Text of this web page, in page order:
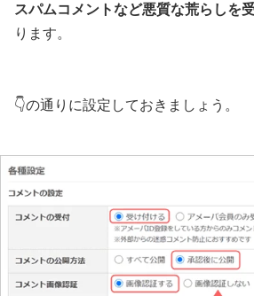
スパムコメントなど悪質な荒らしを
ります。
👇の通りに設定しておきましょう。